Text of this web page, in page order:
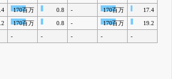
170百万 0.8 - 170百万
17.4
170百万 0.8 - 170百万
19.2
- - - - -